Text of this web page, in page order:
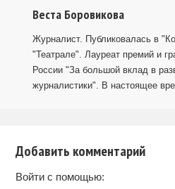
Веста Боровикова
Журналист. Публиковалась в
"Театрале". Лауреат премий и
России "За большой вклад в
журналистики". В настоящее
Добавить комментарий
Войти с помощью: